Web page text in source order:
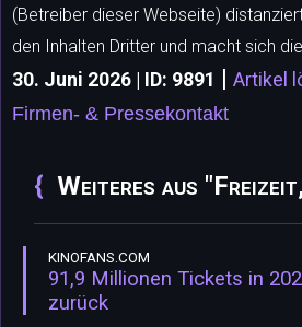
(Betreiber dieser Webseite)
den Inhalten Dritter und macht sich
30. Juni 2026 | ID: 9891 | Artikel
Firmen- & Pressekontakt
Weiteres aus
KINOFANS.COM
91,9 Millionen Tickets in
zurück